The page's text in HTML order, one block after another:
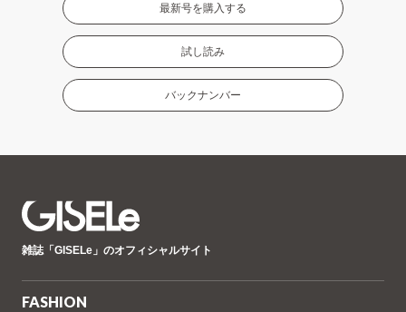
最新号を購入する
試し読み
バックナンバー
ゼ
雑誌「GISELe」のオフィシャルサイト
FASHION